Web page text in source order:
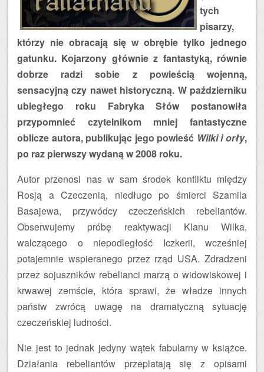
tych
pisarzy,
którzy nie obracają się w obrębie tylko jednego
gatunku. Kojarzony głównie z fantastyką, równie
dobrze radzi sobie z powieścią wojenną,
sensacyjną czy nawet historyczną. W październiku
ubiegłego roku Fabryka Słów postanowiła
przypomnieć czytelnikom mniej fantastyczne
oblicze autora, publikując jego powieść Wilki i orły,
po raz pierwszy wydaną w 2008 roku.
Autor przenosi nas w sam środek konfliktu między
Rosją a Czeczenią, niedługo po śmierci Szamila
Basajewa, przywódcy czeczeńskich rebeliantów.
Obserwujemy próbę reaktywacji Klanu Wilka,
walczącego o niepodległość Iczkerii, wcześniej
potajemnie wspieranego przez rząd USA. Zdradzeni
przez sojuszników rebelianci marzą o widowiskowej i
krwawej zemście, która sprawi, że władze innych
państw zwrócą uwagę na dramatyczną sytuację
czeczeńskiej ludności.
Nie jest to jednak jedyny wątek fabularny w książce.
Działania rebeliantów przeplatają się z opisami